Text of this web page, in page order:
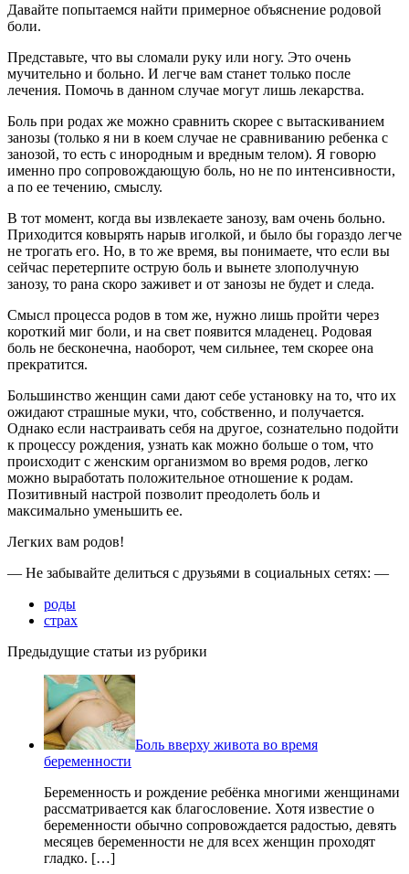
Давайте попытаемся найти примерное объяснение родовой
боли.
Представьте, что вы сломали руку или ногу. Это очень
мучительно и больно. И легче вам станет только после
лечения. Помочь в данном случае могут лишь лекарства.
Боль при родах же можно сравнить скорее с вытаскиванием
занозы (только я ни в коем случае не сравниванию ребенка с
занозой, то есть с инородным и вредным телом). Я говорю
именно про сопровождающую боль, но не по интенсивности,
а по ее течению, смыслу.
В тот момент, когда вы извлекаете занозу, вам очень больно.
Приходится ковырять нарыв иголкой, и было бы гораздо легче
не трогать его. Но, в то же время, вы понимаете, что если вы
сейчас перетерпите острую боль и вынете злополучную
занозу, то рана скоро заживет и от занозы не будет и следа.
Смысл процесса родов в том же, нужно лишь пройти через
короткий миг боли, и на свет появится младенец. Родовая
боль не бесконечна, наоборот, чем сильнее, тем скорее она
прекратится.
Большинство женщин сами дают себе установку на то, что их
ожидают страшные муки, что, собственно, и получается.
Однако если настраивать себя на другое, сознательно подойти
к процессу рождения, узнать как можно больше о том, что
происходит с женским организмом во время родов, легко
можно выработать положительное отношение к родам.
Позитивный настрой позволит преодолеть боль и
максимально уменьшить ее.
Легких вам родов!
— Не забывайте делиться с друзьями в социальных сетях: —
роды
страх
Предыдущие статьи из рубрики
Боль вверху живота во время
беременности
Беременность и рождение ребёнка многими женщинами
рассматривается как благословение. Хотя известие о
беременности обычно сопровождается радостью, девять
месяцев беременности не для всех женщин проходят
гладко. […]